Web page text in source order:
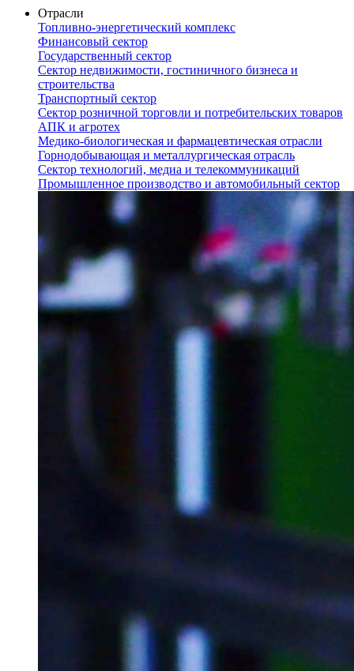
Отрасли
Топливно-энергетический комплекс
Финансовый сектор
Государственный сектор
Сектор недвижимости, гостиничного бизнеса и
строительства
Транспортный сектор
Сектор розничной торговли и потребительских товаров
АПК и агротех
Медико-биологическая и фармацевтическая отрасли
Горнодобывающая и металлургическая отрасль
Сектор технологий, медиа и телекоммуникаций
Промышленное производство и автомобильный сектор